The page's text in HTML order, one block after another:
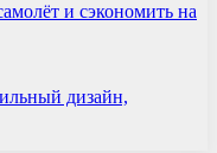
и сэкономить на
дизайн,